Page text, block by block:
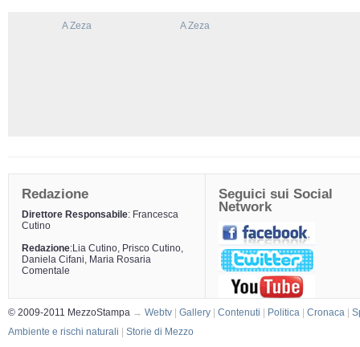
A Zeza A Zeza
Redazione
Direttore Responsabile: Francesca
Cutino
Redazione:Lia Cutino, Prisco Cutino,
Daniela Cifani, Maria Rosaria
Comentale
Seguici sui Social
Network
© 2009-2011 MezzoStampa → Webtv Gallery Contenuti Politica Cronaca
Ambiente e rischi naturali Storie di Mezzo